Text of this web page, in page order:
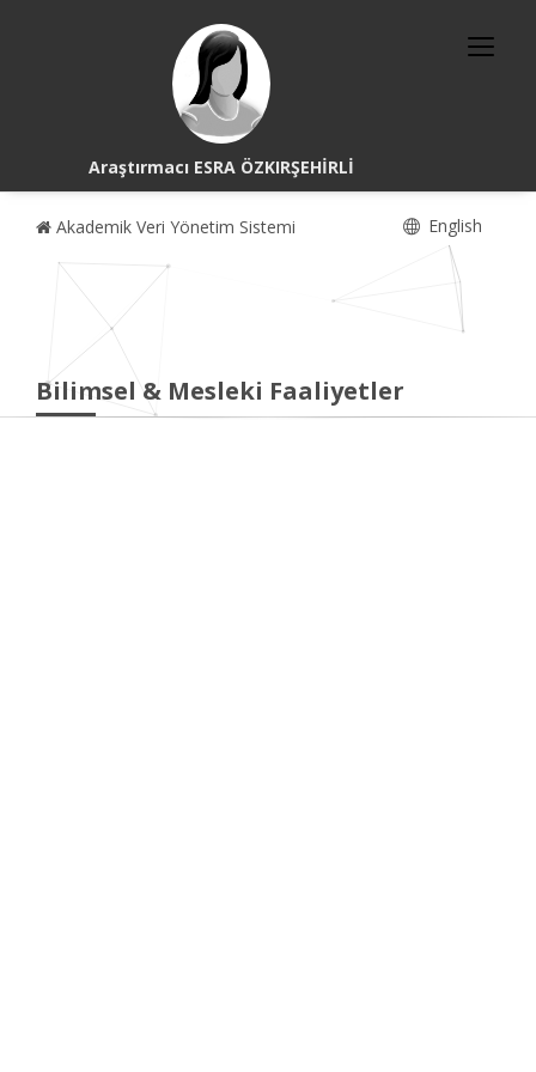
Araştırmacı ESRA ÖZKIRŞEHİRLİ
Akademik Veri Yönetim Sistemi English
Bilimsel & Mesleki Faaliyetler